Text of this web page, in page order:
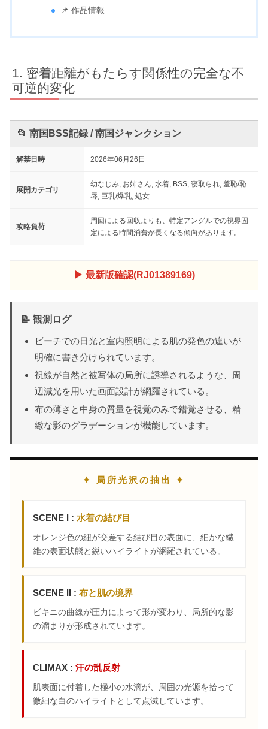
📌 作品情報
密着距離がもたらす関係性の完全な不
可逆的変化
📂 南国BSS記録 / 南国ジャンクション
解禁日時 2026年06月26日
展開カテゴリ
幼なじみ, お姉さん, 水着, BSS, 寝取られ, 羞恥/恥
辱, 巨乳/爆乳, 処女
攻略負荷
周回による回収よりも、特定アングルでの視界固
定による時間消費が長くなる傾向があります。
▶ 最新版確認(RJ01389169)
📝 観測ログ
ビーチでの日光と室内照明による肌の発色の違いが
明確に書き分けられています。
視線が自然と被写体の局所に誘導されるような、周
辺減光を用いた画面設計が網羅されている。
布の薄さと中身の質量を視覚のみで錯覚させる、精
緻な影のグラデーションが機能しています。
✦ 局所光沢の抽出 ✦
SCENE I : 水着の結び目
オレンジ色の紐が交差する結び目の表面に、細かな繊
維の表面状態と鋭いハイライトが網羅されている。
SCENE II : 布と肌の境界
ビキニの曲線が圧力によって形が変わり、局所的な影
の溜まりが形成されています。
CLIMAX : 汗の乱反射
肌表面に付着した極小の水滴が、周囲の光源を拾って
微細な白のハイライトとして点滅しています。